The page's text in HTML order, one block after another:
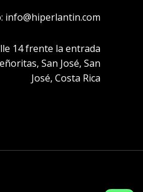
info@hiperlantin.com
14 frente la entrada
San José, San
José, Costa Rica